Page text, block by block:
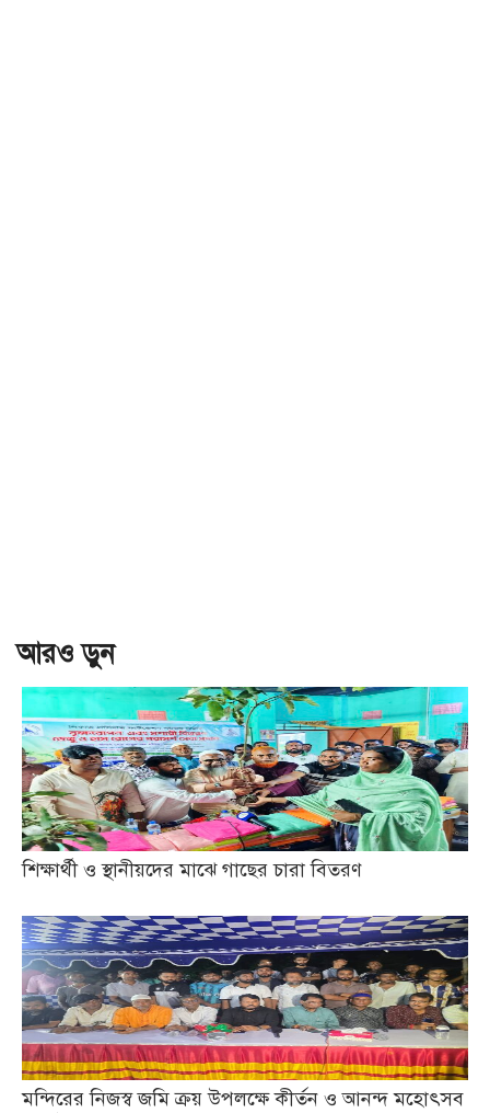
আরও ড়ুন
শিক্ষার্থী ও স্থানীয়দের মাঝে গাছের চারা বিতরণ
মন্দিরের নিজস্ব জমি ক্রয় উপলক্ষে কীর্তন ও আনন্দ মহোৎসব